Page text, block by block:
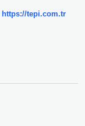
https://tepi.com.tr